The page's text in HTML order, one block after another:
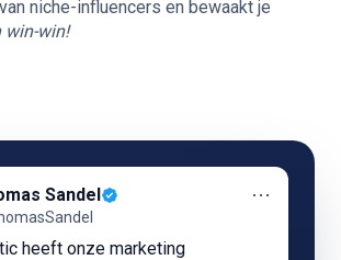
niche-influencers en bewaakt je
win-win!
Sandel ⋯
heeft onze marketing